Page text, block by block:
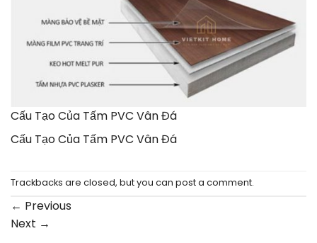
Cấu Tạo Của Tấm PVC Vân Đá
Cấu Tạo Của Tấm PVC Vân Đá
Trackbacks are closed, but you can post a comment.
← Previous
Next →